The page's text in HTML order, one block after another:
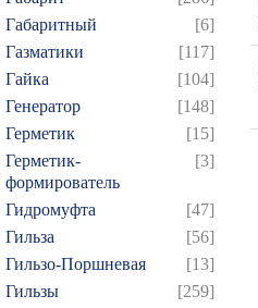
Габаритный
[6]
Газматики
[117]
Гайка
[104]
Генератор
[148]
Герметик
[15]
Герметик-
формирователь
[3]
Гидромуфта
[47]
Гильза
[56]
Гильзо-Поршневая
[13]
Гильзы
[259]